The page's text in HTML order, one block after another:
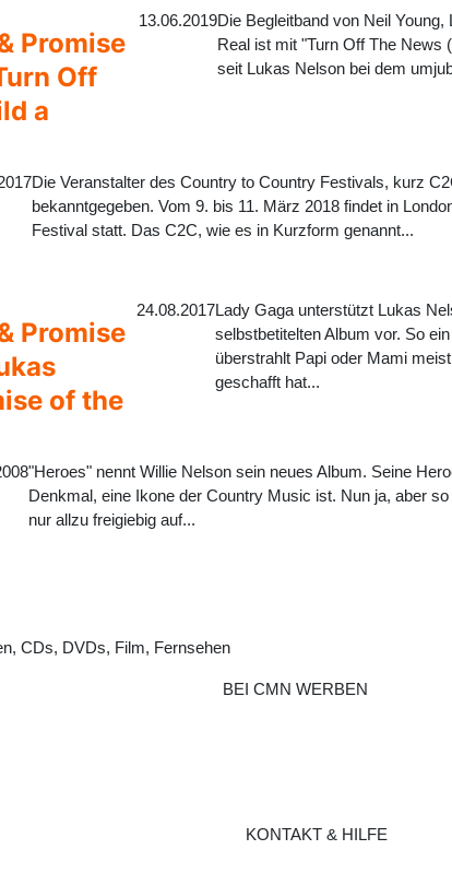
Promise
Off
a
13.06.2019Die Begleitband von Neil
Real ist mit "Turn Off The News
seit Lukas Nelson bei dem
Die Veranstalter des Country to Country Festivals, kurz
bekanntgegeben. Vom 9. bis 11. März 2018 findet in
Festival statt. Das C2C, wie es in Kurzform genannt...
Promise
of the
24.08.2017Lady Gaga unterstützt Lukas
selbstbetitelten Album vor. So
überstrahlt Papi oder Mami
geschafft hat...
"Heroes" nennt Willie Nelson sein neues Album. Seine
Denkmal, eine Ikone der Country Music ist. Nun ja, aber
nur allzu freigiebig auf...
CDs, DVDs, Film, Fernsehen
BEI CMN WERBEN
KONTAKT & HILFE